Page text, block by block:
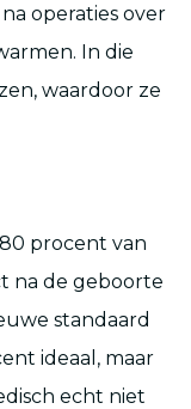
operaties over
In die
waardoor ze
procent van
na de geboorte
standaard
ideaal, maar
echt niet